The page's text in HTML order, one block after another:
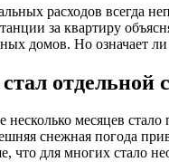
расходов всегда
за квартиру
домов. Но означает
отдельной
несколько месяцев
снежная погода
что для многих стало